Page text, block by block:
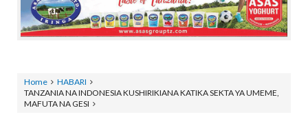
Home
HABARI
TANZANIA NA INDONESIA KUSHIRIKIANA KATIKA SEKTA YA UMEME,
MAFUTA NA GESI